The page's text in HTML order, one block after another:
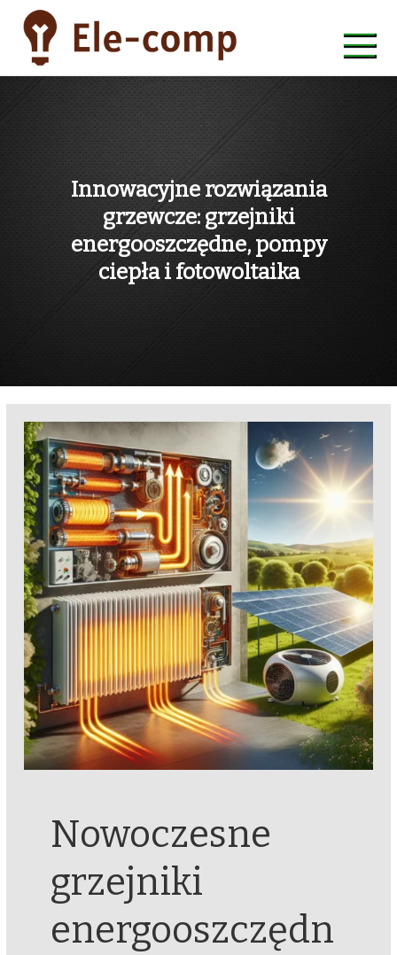
content
ele-comp
Innowacyjne rozwiązania
grzewcze: grzejniki
energooszczędne, pompy
ciepła i fotowoltaika
Nowoczesne
grzejniki
energooszczędn